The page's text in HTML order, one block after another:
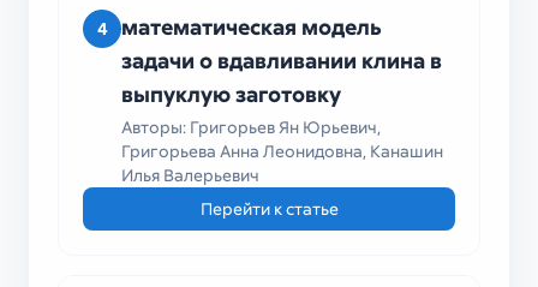
4
математическая модель
задачи о вдавливании клина в
выпуклую заготовку
Авторы: Григорьев Ян Юрьевич,
Григорьева Анна Леонидовна, Канашин
Илья Валерьевич
Перейти к статье